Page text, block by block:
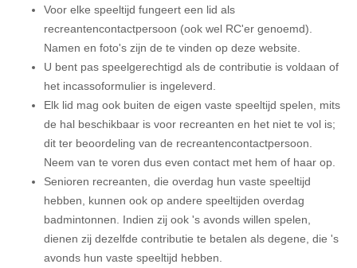
Voor elke speeltijd fungeert een lid als
recreantencontactpersoon (ook wel RC'er genoemd).
Namen en foto's zijn de te vinden op deze website.
U bent pas speelgerechtigd als de contributie is voldaan of
het incassoformulier is ingeleverd.
Elk lid mag ook buiten de eigen vaste speeltijd spelen, mits
de hal beschikbaar is voor recreanten en het niet te vol is;
dit ter beoordeling van de recreantencontactpersoon.
Neem van te voren dus even contact met hem of haar op.
Senioren recreanten, die overdag hun vaste speeltijd
hebben, kunnen ook op andere speeltijden overdag
badmintonnen. Indien zij ook 's avonds willen spelen,
dienen zij dezelfde contributie te betalen als degene, die 's
avonds hun vaste speeltijd hebben.